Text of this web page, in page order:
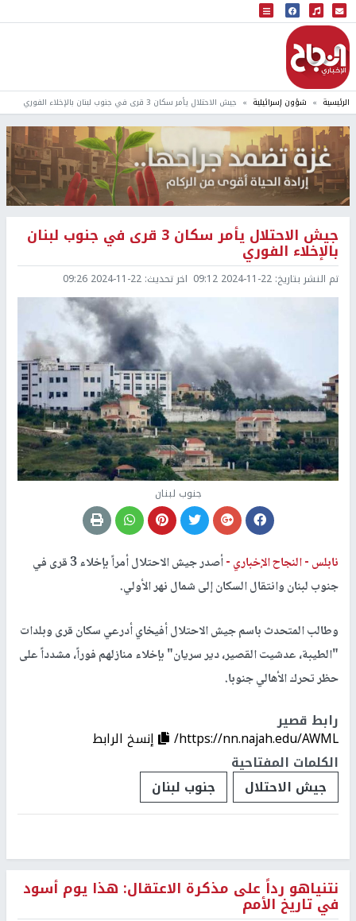
البث المباشر
إذاعة النجاح
الرئيسية شؤون إسرائيلية جيش الاحتلال يأمر سكان 3 قرى في جنوب لبنان بالإخلاء الفوري
جيش الاحتلال يأمر سكان 3 قرى في جنوب لبنان
بالإخلاء الفوري
تم النشر بتاريخ: 2024-11-22 09:12 اخر تحديث: 2024-11-22 09:26
جنوب لبنان
نابلس -النجاح الإخباري -
أصدر جيش الاحتلال أمراً بإخلاء 3 قرى في
جنوب لبنان وانتقال السكان إلى شمال نهر الأولي.
وطالب المتحدث باسم جيش الاحتلال أفيخاي أدرعي سكان قرى وبلدات
"الطيبة، عدشيت القصير، دير سريان" بإخلاء منازلهم فوراً، مشدداً على
حظر تحرك الأهالي جنوبا.
رابط قصير
https://nn.najah.edu/AWML/
إنسخ الرابط
الكلمات المفتاحية
جيش الاحتلال
جنوب لبنان
نتنياهو رداً على مذكرة الاعتقال: هذا يوم أسود
في تاريخ الأمم